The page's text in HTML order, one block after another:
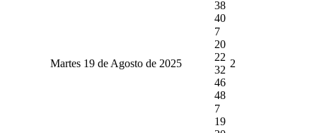
38
40
Martes 19 de Agosto de 2025
7
20
22
32
46
48
2
7
19